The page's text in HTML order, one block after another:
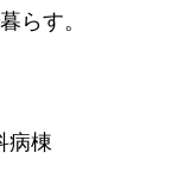
らす。
病棟